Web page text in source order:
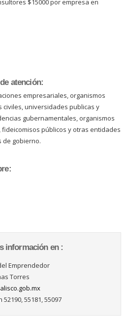
atención:
empresariales, organismos
universidades publicas y
gubernamentales, organismos
públicos y otras entidades
de gobierno.
información en :
Emprendedor
Torres
52190, 55181, 55097